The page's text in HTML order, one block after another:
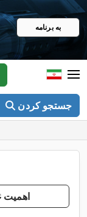
به برنامه
جستجو کردن
اهمیت